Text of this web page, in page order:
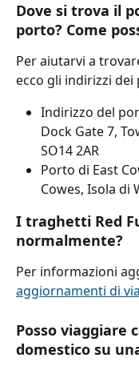
Dove si trova il
porto? Come
Per aiutarvi a
ecco gli indirizzi dei
Indirizzo del
Dock Gate 7,
SO14 2AR
Porto di East
Cowes, Isola di
I traghetti Red
normalmente?
Per informazioni
aggiornamenti di
Posso viaggiare
domestico su